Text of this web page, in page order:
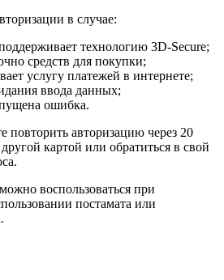
в случае:
технологию 3D-Secure;
средств для покупки;
услугу платежей в интернете;
ввода данных;
ошибка.
повторить авторизацию через 20
картой или обратиться в свой
воспользоваться при
постамата или